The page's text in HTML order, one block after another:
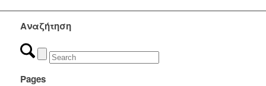
Αναζήτηση
Pages